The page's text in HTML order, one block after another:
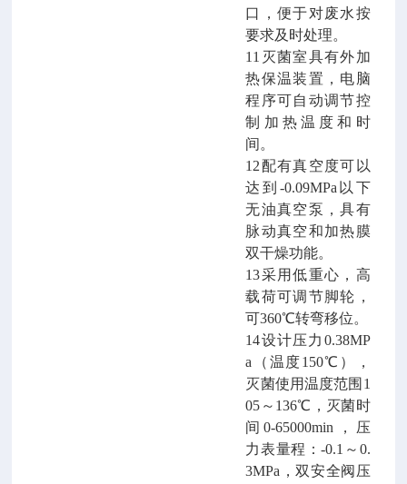
口，便于对废水按
要求及时处理。
11灭菌室具有外加
热保温装置，电脑
程序可自动调节控
制加热温度和时
间。
12配有真空度可以
达到 -0.09MPa以下
无油真空泵，具有
脉动真空和加热膜
双干燥功能。
13采用低重心，高
载荷可调节脚轮 ，
可360℃转弯移位。
14设计压力0.38MP
a（温度150℃），
灭菌使用温度范围1
05～136℃，灭菌时
间0-65000min，压
力表量程：-0.1～0.
3MPa，双安全阀压